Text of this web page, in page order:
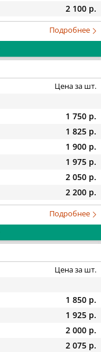
2 100 р.
Подробнее
Цена за шт.
1 750 р.
1 825 р.
1 900 р.
1 975 р.
2 050 р.
2 200 р.
Подробнее
Цена за шт.
1 850 р.
1 925 р.
2 000 р.
2 075 р.